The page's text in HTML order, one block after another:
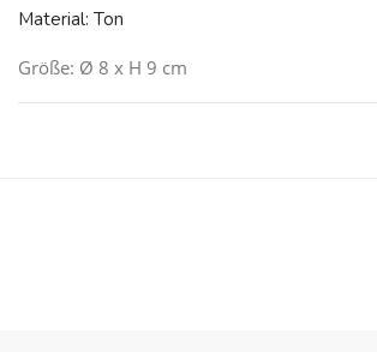
Material: Ton
Größe: Ø 8 x H 9 cm